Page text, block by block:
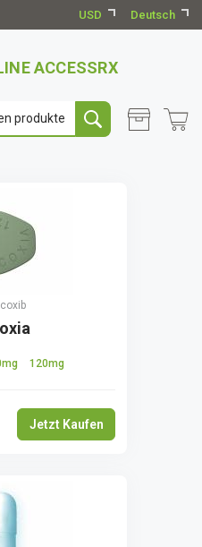
USD Deutsch
ACCESSRX
120mg
Jetzt Kaufen